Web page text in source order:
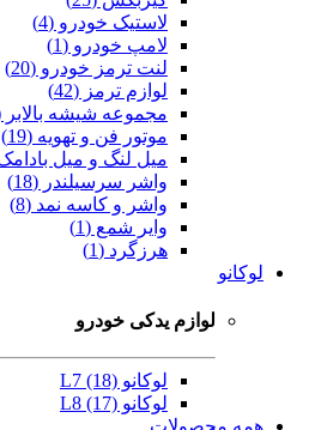
لاستیک خودرو (4)
لامپ خودرو (1)
لنت ترمز خودرو (20)
لوازم ترمز (42)
مجموعه شیشه بالابر
موتور فن و تهویه (19)
میل لنگ و میل بادامک
واشر سرسیلندر (18)
واشر و کاسه نمد (8)
وایر شمع (1)
هرزگرد (1)
لوکانو
لوازم یدکی خودرو
لوکانو L7 (18)
لوکانو L8 (17)